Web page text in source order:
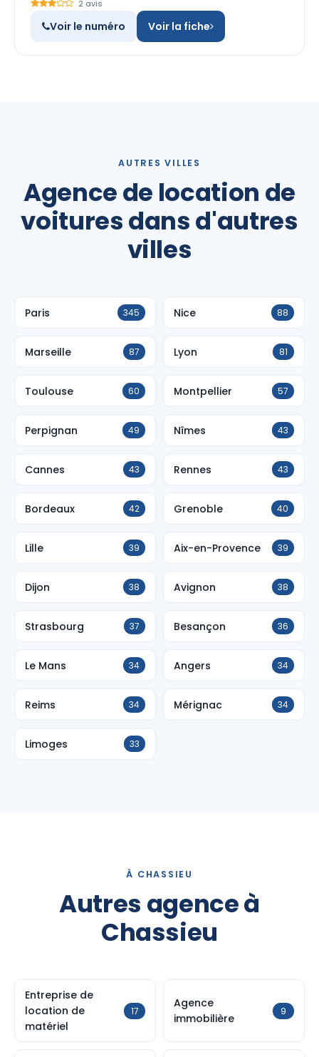
2 avis
Voir le numéro Voir la fiche
AUTRES VILLES
Agence de location de
voitures dans d'autres
villes
Paris 345 Nice 88
Marseille 87 Lyon 81
Toulouse 60 Montpellier 57
Perpignan 49 Nîmes 43
Cannes 43 Rennes 43
Bordeaux 42 Grenoble 40
Lille 39 Aix-en-Provence 39
Dijon 38 Avignon 38
Strasbourg 37 Besançon 36
Le Mans 34 Angers 34
Reims 34 Mérignac 34
Limoges 33
À CHASSIEU
Autres agence à
Chassieu
Entreprise de
location de
matériel
17
Agence
immobilière
9